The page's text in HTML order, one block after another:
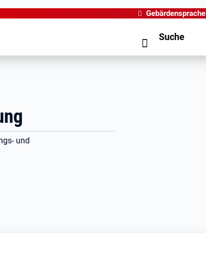
Gebärdensprache
Suche
und